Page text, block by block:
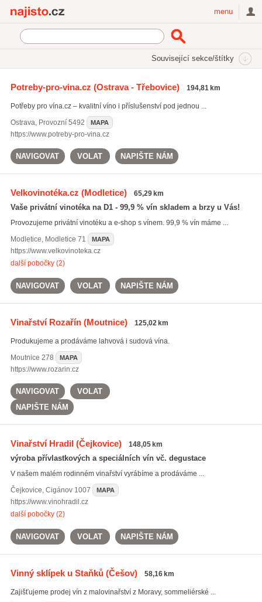
menu
Související sekce/štítky
Vinotéky
On-line prodej vín
Potreby-pro-vina.cz (Ostrava - Třebovice) 194,81 km
Potřeby pro vína.cz – kvalitní víno i příslušenství pod jednou ...
Ostrava, Provozní 5492 MAPA
https://www.potreby-pro-vina.cz
NAVIGOVAT VOLAT NAPIŠTE NÁM
Velkovinotéka.cz (Modletice) 65,29 km
Vaše privátní vinotéka na D1 - 99,9 % vín skladem a brzy u Vás!
Provozujeme privátní vinotéku a e-shop s vínem. 99,9 % vín máme ...
Modletice, Modletice 71 MAPA
https://www.velkovinoteka.cz
další pobočky (2)
NAVIGOVAT VOLAT NAPIŠTE NÁM
Vinařství Rozařín(Moutnice) 125,02 km
Produkujeme a prodáváme lahvová i sudová vína.
Moutnice 278 MAPA
https://www.rozarin.cz
NAVIGOVAT
VOLAT
NAPIŠTE NÁM
Vinařství Hradil(Čejkovice) 148,05 km
výroba přívlastkových a speciálních vín vč. degustace
V našem malém rodinném vinařství vyrábíme a prodáváme ...
Čejkovice, Cigánov 1007 MAPA
https://www.vinohradil.cz
další pobočky (2)
NAVIGOVAT VOLAT NAPIŠTE NÁM
Vinný sklípek u Staňků(Češov) 58,16 km
Zajišťujeme prodej vín z malovinařství z Moravy, sommeliérské ...